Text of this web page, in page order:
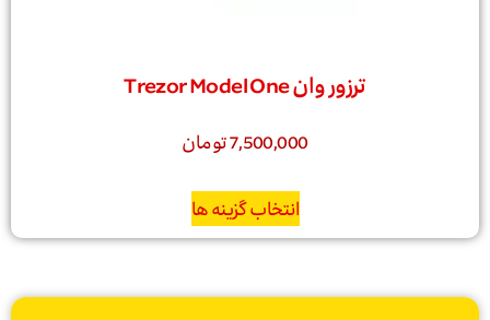
ترزور وان Trezor Model One
7,500,000تومان
انتخاب گزینه ها